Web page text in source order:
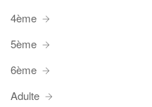
4ème
5ème
6ème
Adulte